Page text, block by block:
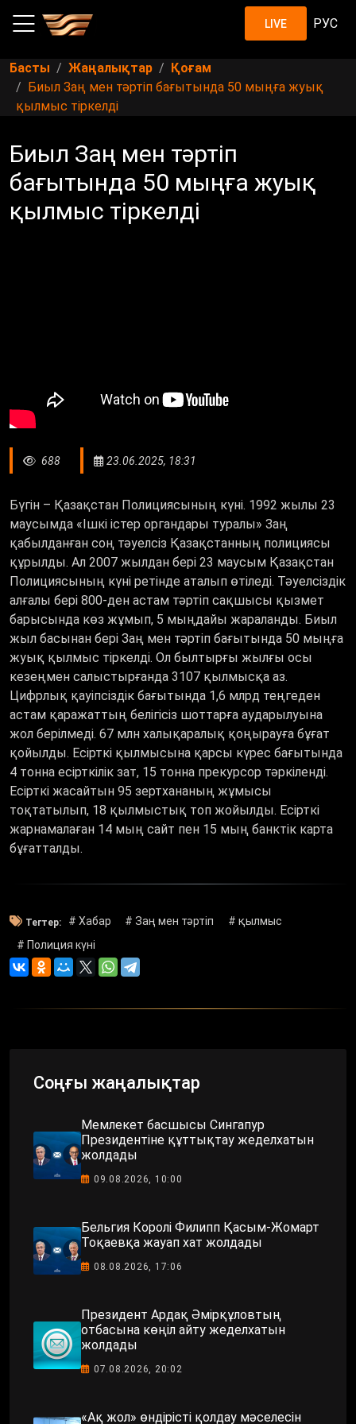
LIVE РУС
Басты Жаңалықтар
Қоғам
Биыл Заң мен тәртіп бағытында 50 мыңға жуық
қылмыс тіркелді
Биыл Заң мен тәртіп
бағытында 50 мыңға жуық
қылмыс тіркелді
688 23.06.2025, 18:31
Бүгін – Қазақстан Полициясының күні. 1992 жылы 23
маусымда «Ішкі істер органдары туралы» Заң
қабылданған соң тәуелсіз Қазақстанның полициясы
құрылды. Ал 2007 жылдан бері 23 маусым Қазақстан
Полициясының күні ретінде аталып өтіледі. Тәуелсіздік
алғалы бері 800-ден астам тәртіп сақшысы қызмет
барысында көз жұмып, 5 мыңдайы жараланды. Биыл
жыл басынан бері Заң мен тәртіп бағытында 50 мыңға
жуық қылмыс тіркелді. Ол былтырғы жылғы осы
кезеңмен салыстырғанда 3107 қылмысқа аз.
Цифрлық қауіпсіздік бағытында 1,6 млрд теңгеден
астам қаражаттың белігісіз шоттарға аударылуына
жол берілмеді. 67 млн халықаралық қоңырауға бұғат
қойылды. Есірткі қылмысына қарсы күрес бағытында
4 тонна есірткілік зат, 15 тонна прекурсор тәркіленді.
Есірткі жасайтын 95 зертхананың жұмысы
тоқтатылып, 18 қылмыстық топ жойылды. Есірткі
жарнамалаған 14 мың сайт пен 15 мың банктік карта
бұғатталды.
Тегтер: # Хабар # Заң мен тәртіп
# қылмыс
# Полиция күні
Соңғы жаңалықтар
Мемлекет басшысы Сингапур
Президентіне құттықтау жеделхатын
жолдады
09.08.2026, 10:00
Бельгия Королі Филипп Қасым-Жомарт
Тоқаевқа жауап хат жолдады
08.08.2026, 17:06
Президент Ардақ Әмірқұловтың
отбасына көңіл айту жеделхатын
жолдады
07.08.2026, 20:02
«Ақ жол» өндірісті қолдау мәселесін